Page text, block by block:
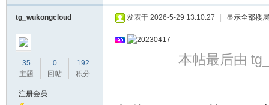
tg_wukongcloud
35
主题
0
回帖
192
积分
注册会员
发表于 2026-5-29 13:10:27 显示全部楼层
本帖最后由